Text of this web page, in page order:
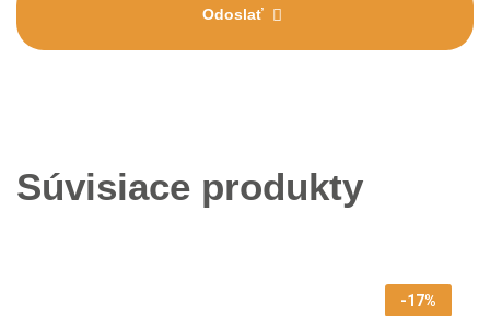
Odoslať
Súvisiace produkty
-17%